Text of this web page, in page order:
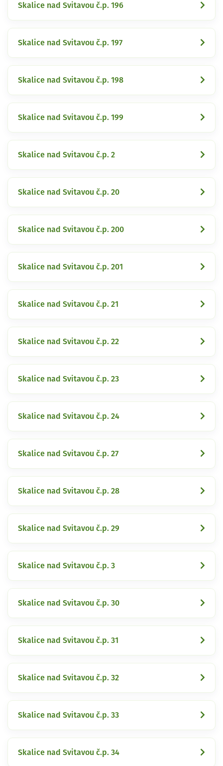
Skalice nad Svitavou č.p. 196
Skalice nad Svitavou č.p. 197
Skalice nad Svitavou č.p. 198
Skalice nad Svitavou č.p. 199
Skalice nad Svitavou č.p. 2
Skalice nad Svitavou č.p. 20
Skalice nad Svitavou č.p. 200
Skalice nad Svitavou č.p. 201
Skalice nad Svitavou č.p. 21
Skalice nad Svitavou č.p. 22
Skalice nad Svitavou č.p. 23
Skalice nad Svitavou č.p. 24
Skalice nad Svitavou č.p. 27
Skalice nad Svitavou č.p. 28
Skalice nad Svitavou č.p. 29
Skalice nad Svitavou č.p. 3
Skalice nad Svitavou č.p. 30
Skalice nad Svitavou č.p. 31
Skalice nad Svitavou č.p. 32
Skalice nad Svitavou č.p. 33
Skalice nad Svitavou č.p. 34